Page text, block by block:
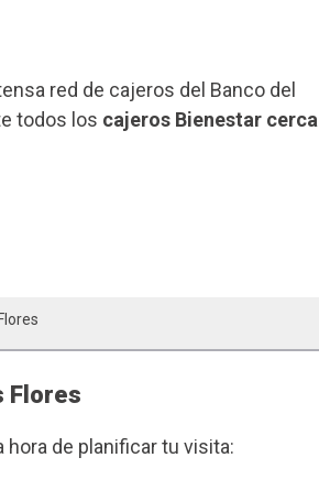
red de cajeros del Banco del
todos los cajeros Bienestar
Flores
hora de planificar tu visita: